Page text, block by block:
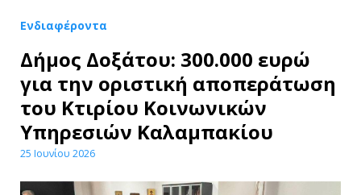
Ενδιαφέροντα
Δήμος Δοξάτου: 300.000 ευρώ
για την οριστική αποπεράτωση
του Κτιρίου Κοινωνικών
Υπηρεσιών Καλαμπακίου
25 Ιουνίου 2026